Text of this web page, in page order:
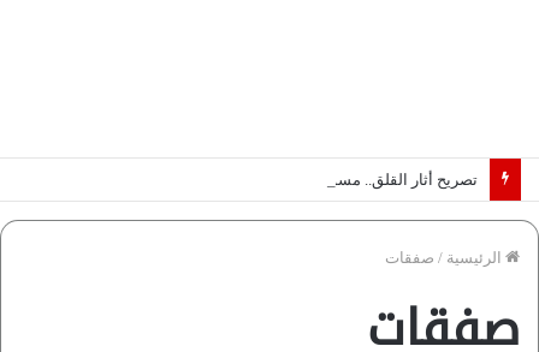
الرئيسية / صفقات
صفقات